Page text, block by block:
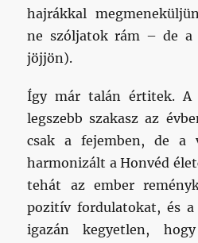
hajrákkal
ne szóljatok rám – de a
jöjjön).
Így már talán értitek. A
legszebb szakasz az
csak a fejemben, de a
harmonizált a Honvéd
tehát az ember
pozitív fordulatokat, és
igazán kegyetlen,